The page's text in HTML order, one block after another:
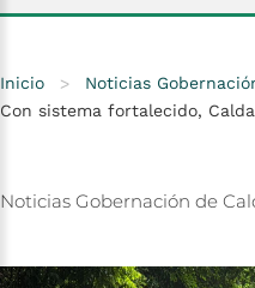
Inicio > Noticias
Con sistema fortalecido,
Noticias Gobernación de